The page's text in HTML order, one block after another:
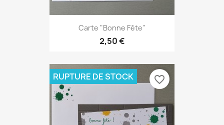
Carte "Bonne Fête"
2,50 €
RUPTURE DE STOCK favorite_border